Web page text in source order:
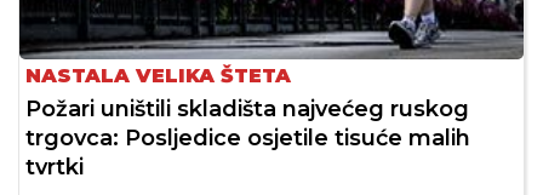
NASTALA VELIKA ŠTETA
Požari uništili skladišta najvećeg ruskog
trgovca: Posljedice osjetile tisuće malih
tvrtki